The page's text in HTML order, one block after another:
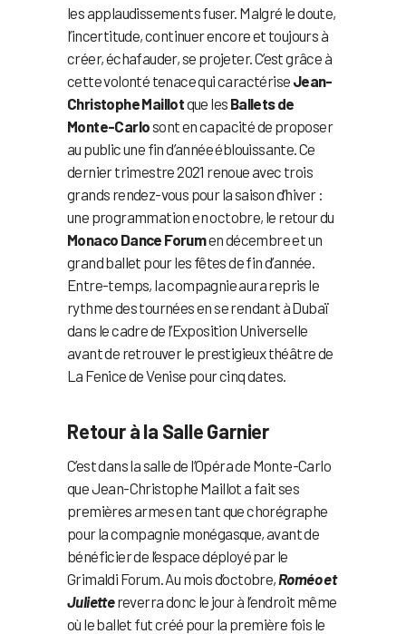
les applaudissements fuser. Malgré le doute,
l’incertitude, continuer encore et toujours à
créer, échafauder, se projeter. C’est grâce à
cette volonté tenace qui caractérise Jean-
Christophe Maillotque les Ballets de
Monte-Carlosont en capacité de proposer
au public une fin d’année éblouissante. Ce
dernier trimestre 2021 renoue avec trois
grands rendez-vous pour la saison d’hiver :
une programmation en octobre, le retour du
Monaco Dance Forumen décembre et un
grand ballet pour les fêtes de fin d’année.
Entre-temps, la compagnie aura repris le
rythme des tournées en se rendant à Dubaï
dans le cadre de l’Exposition Universelle
avant de retrouver le prestigieux théâtre de
La Fenice de Venise pour cinq dates.
Retour à la Salle Garnier
C’est dans la salle de l’Opéra de Monte-Carlo
que Jean-Christophe Maillot a fait ses
premières armes en tant que chorégraphe
pour la compagnie monégasque, avant de
bénéficier de l’espace déployé par le
Grimaldi Forum. Au mois d’octobre, Roméo et
Juliettereverra donc le jour à l’endroit même
où le ballet fut créé pour la première fois le